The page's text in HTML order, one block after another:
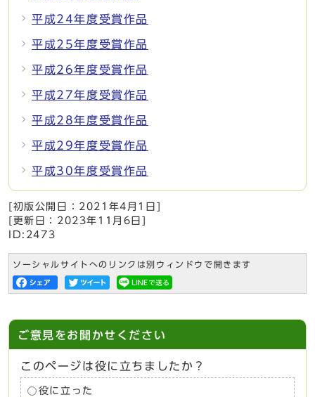
平成24年度受賞作品
平成25年度受賞作品
平成26年度受賞作品
平成27年度受賞作品
平成28年度受賞作品
平成29年度受賞作品
平成30年度受賞作品
[初版公開日： 2021年4月1日
[更新日： 2023年11月6日
ID:2473
ソーシャルサイトへのリンクは別ウィンドウで開きます
ご意見をお聞かせください
このページは役に立ちましたか？
役に立った